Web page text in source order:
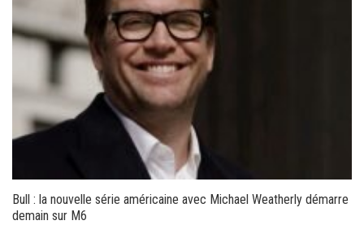
Bull : la nouvelle série américaine avec Michael Weatherly démarre
demain sur M6